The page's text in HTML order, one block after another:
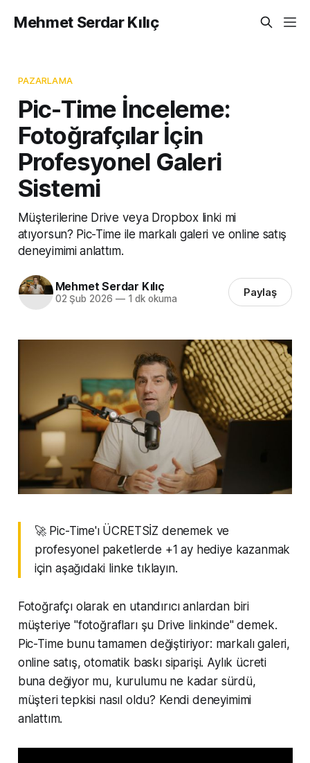
Mehmet Serdar Kılıç
PAZARLAMA
Pic-Time İnceleme:
Fotoğrafçılar İçin
Profesyonel Galeri
Sistemi
Müşterilerine Drive veya Dropbox linki mi
atıyorsun? Pic-Time ile markalı galeri ve online satış
deneyimimi anlattım.
Mehmet Serdar Kılıç
02 Şub 2026 —1 dk okuma Paylaş
🚀 Pic-Time'ı ÜCRETSİZ denemek ve
profesyonel paketlerde +1 ay hediye kazanmak
için aşağıdaki linke tıklayın.
Fotoğrafçı olarak en utandırıcı anlardan biri
müşteriye "fotoğrafları şu Drive linkinde" demek.
Pic-Time bunu tamamen değiştiriyor: markalı galeri,
online satış, otomatik baskı siparişi. Aylık ücreti
buna değiyor mu, kurulumu ne kadar sürdü,
müşteri tepkisi nasıl oldu? Kendi deneyimimi
anlattım.